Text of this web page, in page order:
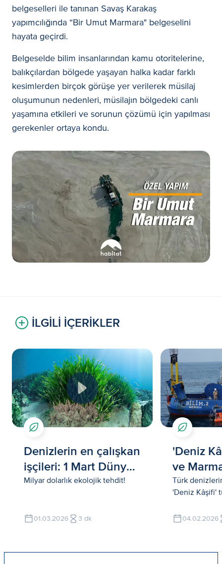
belgeselleri ile tanınan Savaş Karakaş
yapımcılığında “Bir Umut Marmara" belgeselini
hayata geçirdi.
Belgeselde bilim insanlarından kamu otoritelerine,
balıkçılardan bölgede yaşayan halka kadar farklı
kesimlerden birçok görüşe yer verilerek müsilaj
oluşumunun nedenleri, müsilajın bölgedeki canlı
yaşamına etkileri ve sorunun çözümü için yapılması
gerekenler ortaya kondu.
İLGİLİ İÇERİKLER
Denizlerin en çalışkan
işçileri: 1 Mart Dünya
Deniz Çayırları Günü
Milyar dolarlık ekolojik tehdit!
01.03.2026 3 dk
'Deniz
ve
Sıcaklık
Türk
'Deniz Kâşifi'
04.02.2026